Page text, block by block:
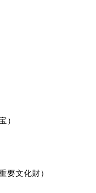
）
要文化財）